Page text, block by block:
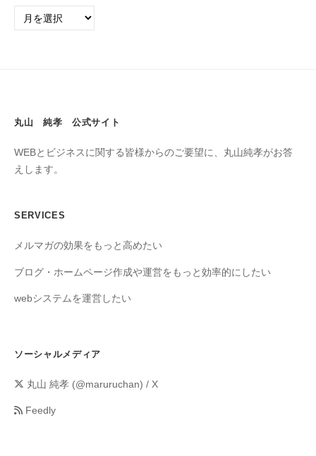
丸山 純孝 公式サイト
WEBとビジネスに関する皆様からのご要望に、丸山純孝がお答
えします。
SERVICES
メルマガの効果をもっと高めたい
ブログ・ホームページ作成や運営をもっと効率的にしたい
webシステムを運営したい
ソーシャルメディア
丸山 純孝 (@maruruchan) / X
Feedly